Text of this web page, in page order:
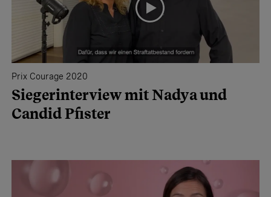
Prix Courage 2020
Siegerinterview mit Nadya und
Candid Pfister